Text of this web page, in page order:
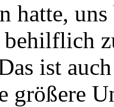
hatte,
ist
größere